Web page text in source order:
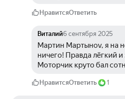
НравитсяОтветить
Виталий6 сентября 2025
Мартин Мартыноv, я на
ничего! Правда лёгкий
Моторчик круто бал
НравитсяОтветить 1